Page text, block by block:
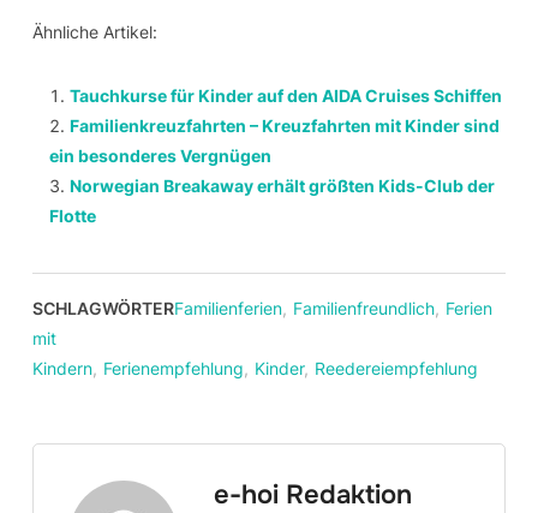
Ähnliche Artikel:
Tauchkurse für Kinder auf den AIDA Cruises Schiffen
Familienkreuzfahrten – Kreuzfahrten mit Kinder sind
ein besonderes Vergnügen
Norwegian Breakaway erhält größten Kids-Club der
Flotte
SCHLAGWÖRTERFamilienferien, Familienfreundlich, Ferien
mit
Kindern, Ferienempfehlung, Kinder, Reedereiempfehlung
e-hoi Redaktion